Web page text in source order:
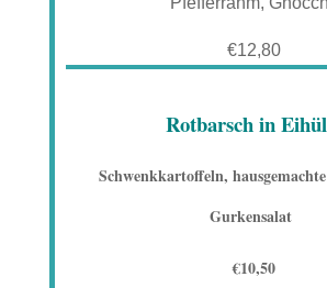
€12,80
Rotbarsch in
Schwenkkartoffeln,
Gurkensalat
€10,50